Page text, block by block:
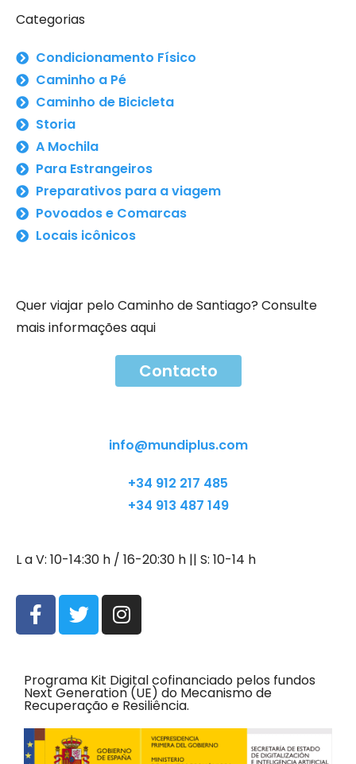
Categorias
Condicionamento Físico
Caminho a Pé
Caminho de Bicicleta
Storia
A Mochila
Para Estrangeiros
Preparativos para a viagem
Povoados e Comarcas
Locais icônicos
Quer viajar pelo Caminho de Santiago? Consulte
mais informações aqui
Contacto
info@mundiplus.com
+34 912 217 485
+34 913 487 149
L a V: 10-14:30 h / 16-20:30 h || S: 10-14 h
Programa Kit Digital cofinanciado pelos fundos
Next Generation (UE) do Mecanismo de
Recuperação e Resiliência.